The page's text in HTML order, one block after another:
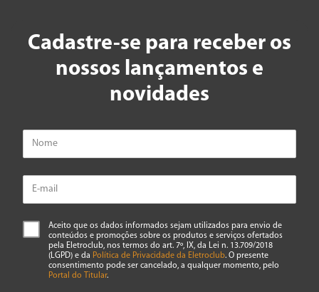
Cadastre-se para receber os
nossos lançamentos e
novidades
Aceito que os dados informados sejam utilizados para envio de
conteúdos e promoções sobre os produtos e serviços ofertados
pela Eletroclub, nos termos do art. 7º, IX, da Lei n. 13.709/2018
(LGPD) e da Política de Privacidade da Eletroclub. O presente
consentimento pode ser cancelado, a qualquer momento, pelo
Portal do Titular.